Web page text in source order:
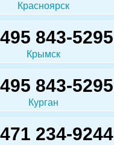
Красноярск
843-5295
Крымск
843-5295
Курган
234-9244